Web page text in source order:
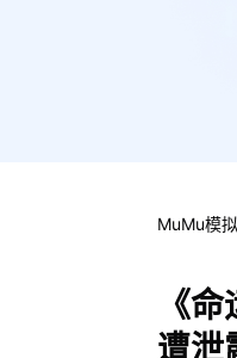
MuMu模
《
遭泄